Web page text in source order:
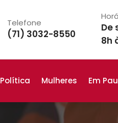
Telefone
(71) 3032-8550
De
8h
Política Mulheres Em